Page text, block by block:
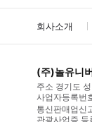
회사소개
(주)놀유니
주소 경기도
사업자등록번
통신판매업신
관광사업증